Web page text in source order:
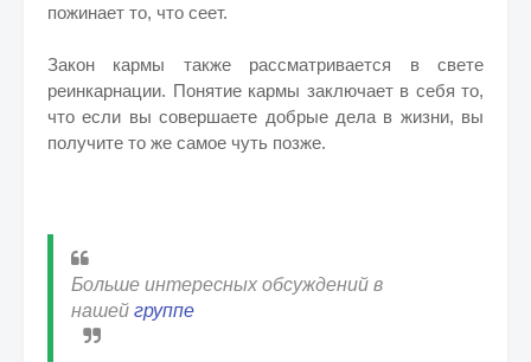
пожинает то, что сеет.
Закон кармы также рассматривается в свете
реинкарнации. Понятие кармы заключает в себя то,
что если вы совершаете добрые дела в жизни, вы
получите то же самое чуть позже.
Больше интересных обсуждений в
нашей группе